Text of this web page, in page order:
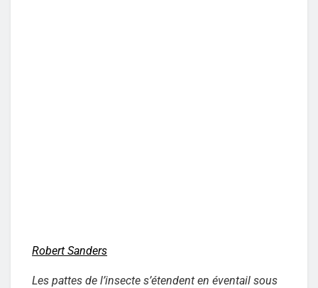
Robert Sanders
Les pattes de l’insecte s’étendent en éventail sous